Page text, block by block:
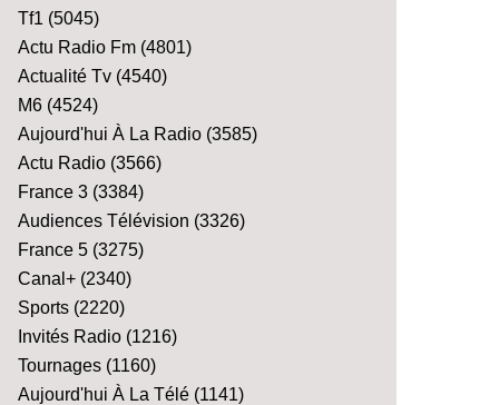
Tf1 (5045)
Actu Radio Fm (4801)
Actualité Tv (4540)
M6 (4524)
Aujourd'hui À La Radio (3585)
Actu Radio (3566)
France 3 (3384)
Audiences Télévision (3326)
France 5 (3275)
Canal+ (2340)
Sports (2220)
Invités Radio (1216)
Tournages (1160)
Aujourd'hui À La Télé (1141)